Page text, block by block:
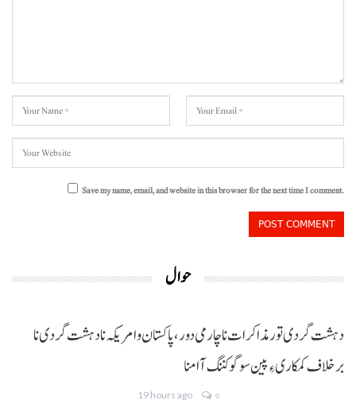
Save my name, email, and website in this browser for the next time I comment.
حوال
دہشت گردی تور مذاکرات نا چارمی دور،پاکستان و امریکہ نا دہشت گردی نا
برخلاف کمکاری ءِ پین سوگو کننگ آ امنا
19 hours ago 0